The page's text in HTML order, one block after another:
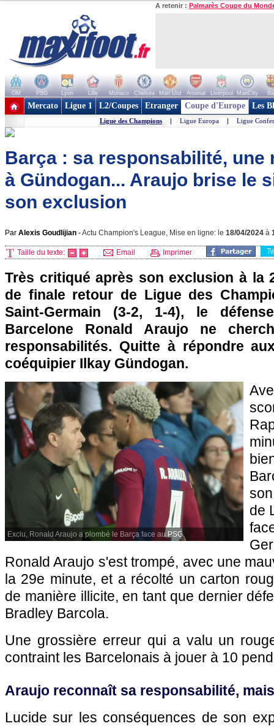
A retenir : Palmarès Coupe du
OM PSG Lyon Lille Monaco Chelsea Man Utd Arsenal Liverpool ManCity
+ de clubs
Mercato Ligue 1 L2/Coupes Etranger Coupe d'Europe Les
Ligue des Champions | Ligue Europa | Ligue
Barça : sa responsabilité, une
à Gündogan... Araujo brise le
son exclusion
Par Alexis Goudlijian -Actu Champion's League, Mise en ligne: le 18/04/2024 à
Taille du texte: Email Imprimer
Très critiqué après son exclusion à la
de finale retour de Ligue des
Saint-Germain (3-2, 1-4), le
Barcelone Ronald Araujo ne
responsabilités. Quitte à répondre
coéquipier Ilkay Gündogan.
Exclu, Ronald Araujo a plombé le Barça face au PSG.
de
Ronald Araujo s'est trompé, avec une
la 29e minute, et a récolté un carton
de manière illicite, en tant que dernier
Bradley Barcola.
Une grossière erreur qui a valu un
contraint les Barcelonais à jouer à 10
Araujo reconnaît sa responsabilité,
Lucide sur les conséquences de son